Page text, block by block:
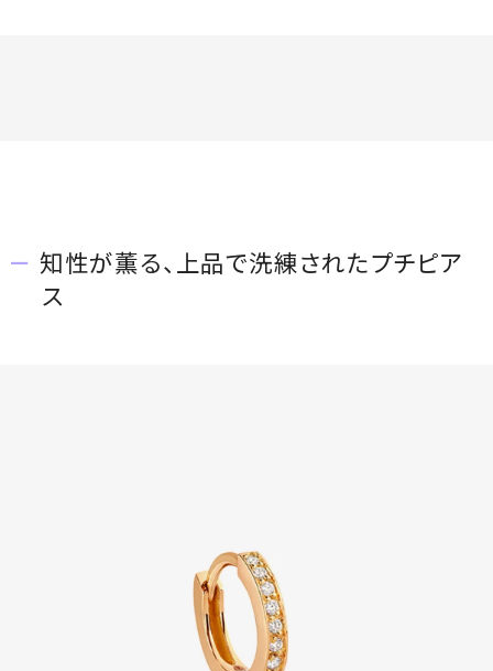
知性が薫る、上品で洗練されたプチピア
ス